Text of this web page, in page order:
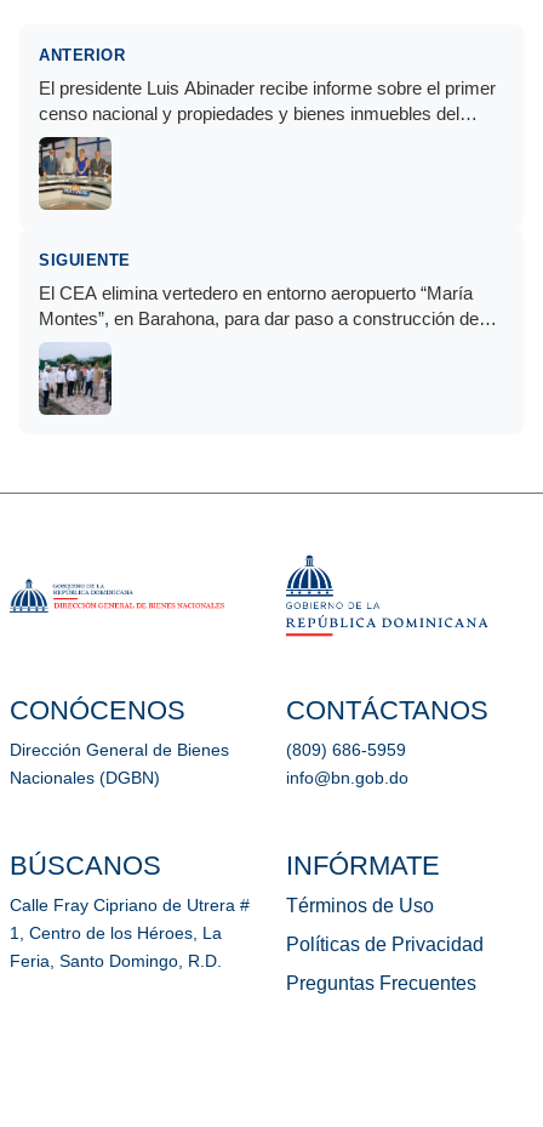
ANTERIOR
El presidente Luis Abinader recibe informe sobre el primer
censo nacional y propiedades y bienes inmuebles del
Estado dominicano
SIGUIENTE
El CEA elimina vertedero en entorno aeropuerto “María
Montes”, en Barahona, para dar paso a construcción de
Parque Industrial
CONÓCENOS
Dirección General de Bienes
Nacionales (DGBN)
BÚSCANOS
Calle Fray Cipriano de Utrera #
1, Centro de los Héroes, La
Feria, Santo Domingo, R.D.
CONTÁCTANOS
(809) 686-5959
info@bn.gob.do
INFÓRMATE
Términos de Uso
Políticas de Privacidad
Preguntas Frecuentes